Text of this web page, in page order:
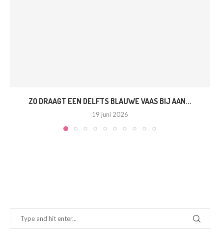
ZO DRAAGT EEN DELFTS BLAUWE VAAS BIJ AAN...
19 juni 2026